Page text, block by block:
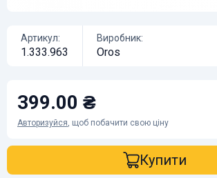
Артикул:
1.333.963
Виробник:
Oros
399.00 ₴
Авторизуйся, щоб побачити свою ціну
Купити